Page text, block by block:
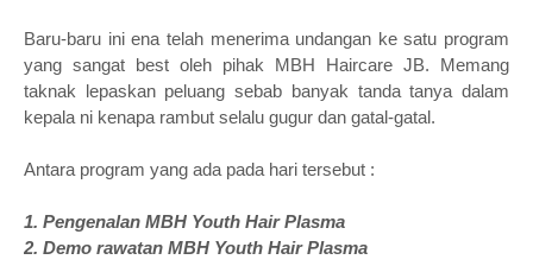
Baru-baru ini ena telah menerima undangan ke satu program
yang sangat best oleh pihak MBH Haircare JB. Memang
taknak lepaskan peluang sebab banyak tanda tanya dalam
kepala ni kenapa rambut selalu gugur dan gatal-gatal.
Antara program yang ada pada hari tersebut :
1. Pengenalan MBH Youth Hair Plasma
2. Demo rawatan MBH Youth Hair Plasma